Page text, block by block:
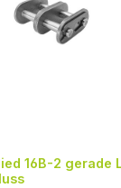
16B-2 gerade